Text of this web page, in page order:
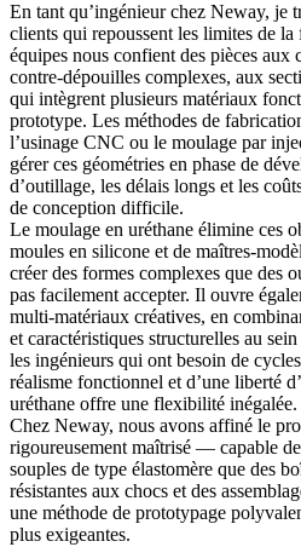
En tant qu’ingénieur chez Neway, je
clients qui repoussent les limites de
équipes nous confient des pièces aux
contre-dépouilles complexes, aux
qui intègrent plusieurs matériaux
prototype. Les méthodes de
l’usinage CNC ou le moulage par
gérer ces géométries en phase de
d’outillage, les délais longs et les
de conception difficile.
Le moulage en uréthane élimine ces
moules en silicone et de maîtres-
créer des formes complexes que des
pas facilement accepter. Il ouvre
multi-matériaux créatives, en
et caractéristiques structurelles au
les ingénieurs qui ont besoin de
réalisme fonctionnel et d’une liberté
uréthane offre une flexibilité inégalée.
Chez Neway, nous avons affiné le
rigoureusement maîtrisé — capable
souples de type élastomère que des
résistantes aux chocs et des
une méthode de prototypage
plus exigeantes.